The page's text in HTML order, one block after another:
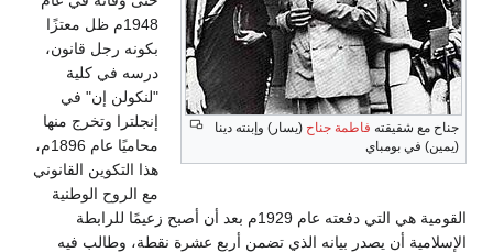
جناح مع شقيقته فاطمة جناح (يسار) وإبنته دينا
(يمين) في بومباي
1948م ظل معتزًا
بكونه رجل قانون،
درسه في كلية
"لنكولن إن" في
إنجلترا وتخرج منها
محاميًا عام 1896م،
هذا التكوين القانوني
مع الروح الوطنية
القومية هي التي دفعته عام 1929م بعد أن أصبح زعيمًا للرابطة
الإسلامية أن يصدر بيانه الذي تضمن أربع عشرة نقطة، وطالب فيه